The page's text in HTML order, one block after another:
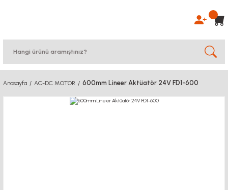
Anasayfa AC-DC MOTOR 600mm Lineer Aktüatör 24V FD1-600